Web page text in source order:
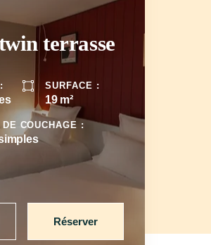
terrasse
19 m²
Réserver